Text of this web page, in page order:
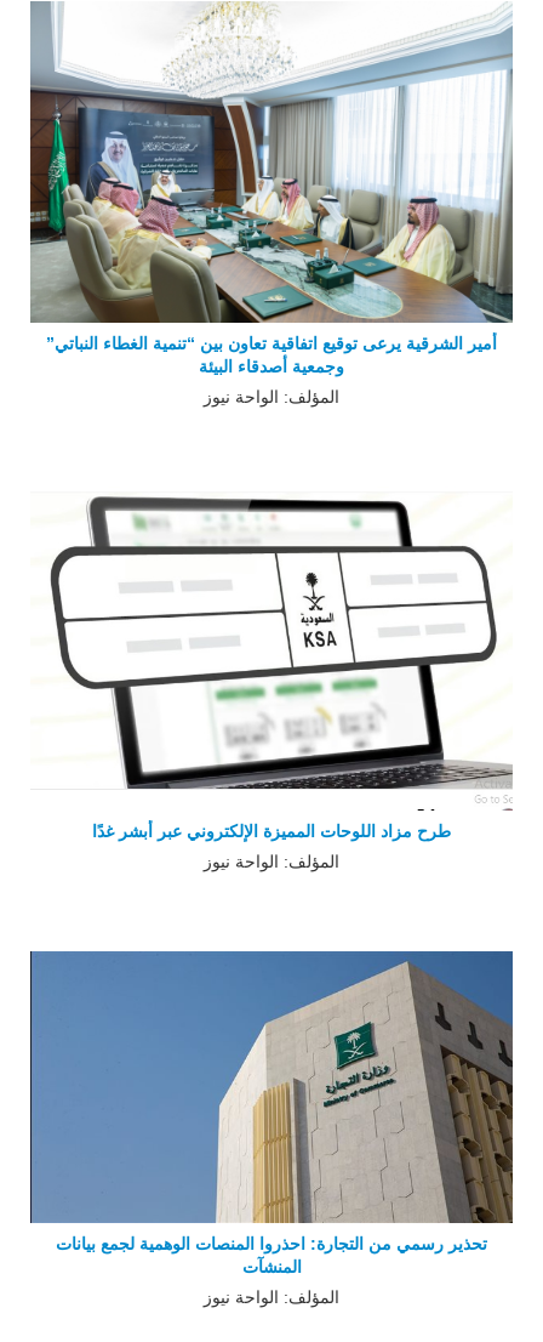
أمير الشرقية يرعى توقيع اتفاقية تعاون بين “تنمية الغطاء النباتي”
وجمعية أصدقاء البيئة
المؤلف: الواحة نيوز
طرح مزاد اللوحات المميزة الإلكتروني عبر أبشر غدًا
المؤلف: الواحة نيوز
تحذير رسمي من التجارة: احذروا المنصات الوهمية لجمع بيانات
المنشآت
المؤلف: الواحة نيوز